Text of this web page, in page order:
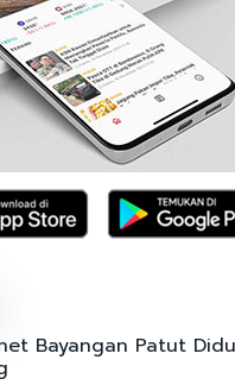
Bayangan Patut